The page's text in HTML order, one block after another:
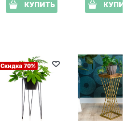
КУПИТЬ
Скидка 70%